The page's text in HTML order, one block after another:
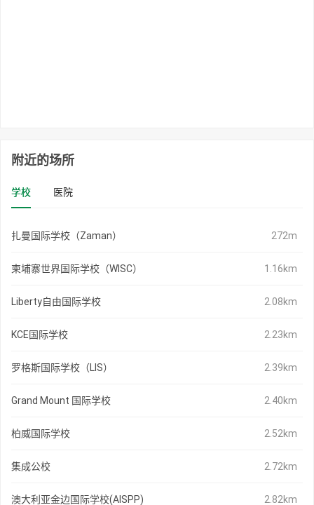
附近的场所
学校 医院
扎曼国际学校（Zaman） 272m
柬埔寨世界国际学校（WISC） 1.16km
Liberty自由国际学校 2.08km
KCE国际学校 2.23km
罗格斯国际学校（LIS） 2.39km
Grand Mount 国际学校 2.40km
柏威国际学校 2.52km
集成公校 2.72km
澳大利亚金边国际学校(AISPP) 2.82km